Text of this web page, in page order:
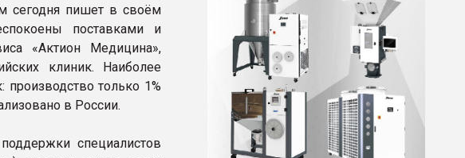
сегодня пишет в своём
поставками и
«Актион Медицина»,
клиник. Наиболее
производство только 1%
в России.
специалистов